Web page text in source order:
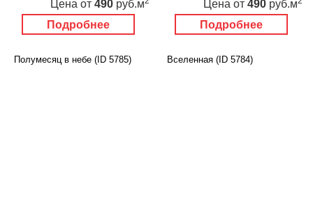
Подробнее
Цена от 490 руб.м
Подробнее
Цена от 490 руб.м
Полумесяц в небе (ID 5785) Вселенная (ID 5784)